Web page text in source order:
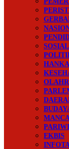
SOSIAL
EKBIS